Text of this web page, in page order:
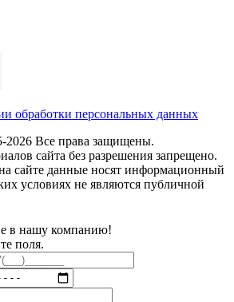
обработки персональных данных
Все права защищены.
сайта без разрешения запрещено.
сайте данные носят информационный
условиях не являются публичной
в нашу компанию!
поля.